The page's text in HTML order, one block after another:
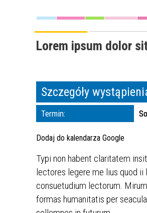
Lorem ipsum dolor
Szczegóły
Termin:
Dodaj do kalendarza Google
Typi non habent claritatem
lectores legere me lius quod
consuetudium lectorum.
formas humanitatis per